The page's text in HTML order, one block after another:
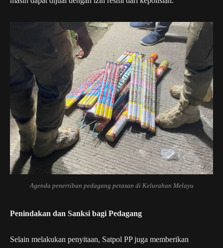
Agenda penertiban pedagang petasan di Kelurahan Melayu
Penindakan dan Sanksi bagi Pedagang
Selain melakukan penyitaan, Satpol PP juga memberikan